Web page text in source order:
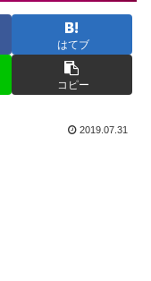
はてブ
コピー
2019.07.31